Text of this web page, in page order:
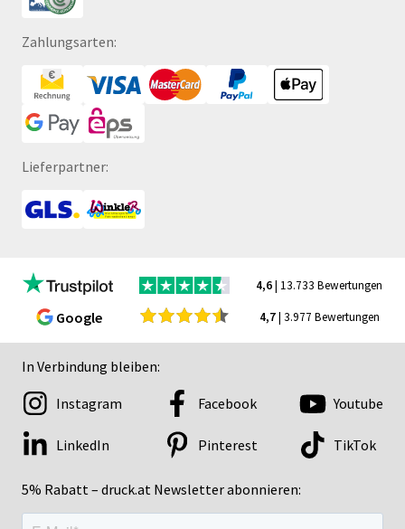
Zahlungsarten:
Lieferpartner:
4,6| 13.733 Bewertungen
Google 4,7| 3.977 Bewertungen
In Verbindung bleiben:
5% Rabatt – druck.at Newsletter abonnieren:
Instagram Facebook Youtube
LinkedIn Pinterest TikTok